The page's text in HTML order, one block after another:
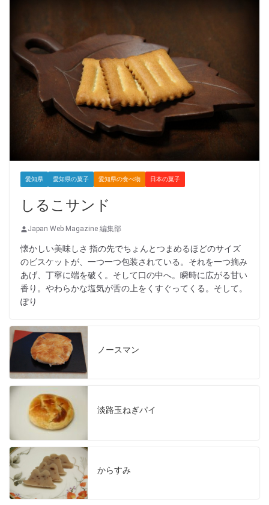
愛知県 愛知県の菓子 愛知県の食べ物 日本の菓子
しるこサンド
Japan Web Magazine 編集部
懐かしい美味しさ 指の先でちょんとつまめるほどのサイズ
のビスケットが、一つ一つ包装されている。それを一つ摘み
あげ、丁寧に端を破く。そして口の中へ。瞬時に広がる甘い
香り。やわらかな塩気が舌の上をくすぐってくる。そして。
ぽり
ノースマン
淡路玉ねぎパイ
からすみ